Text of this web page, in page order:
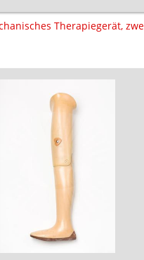
Therapiegerät,